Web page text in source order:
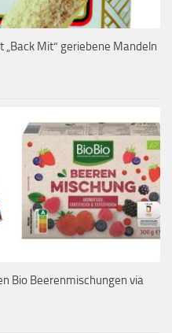
„Back Mit“ geriebene Mandeln
Bio Beerenmischungen via